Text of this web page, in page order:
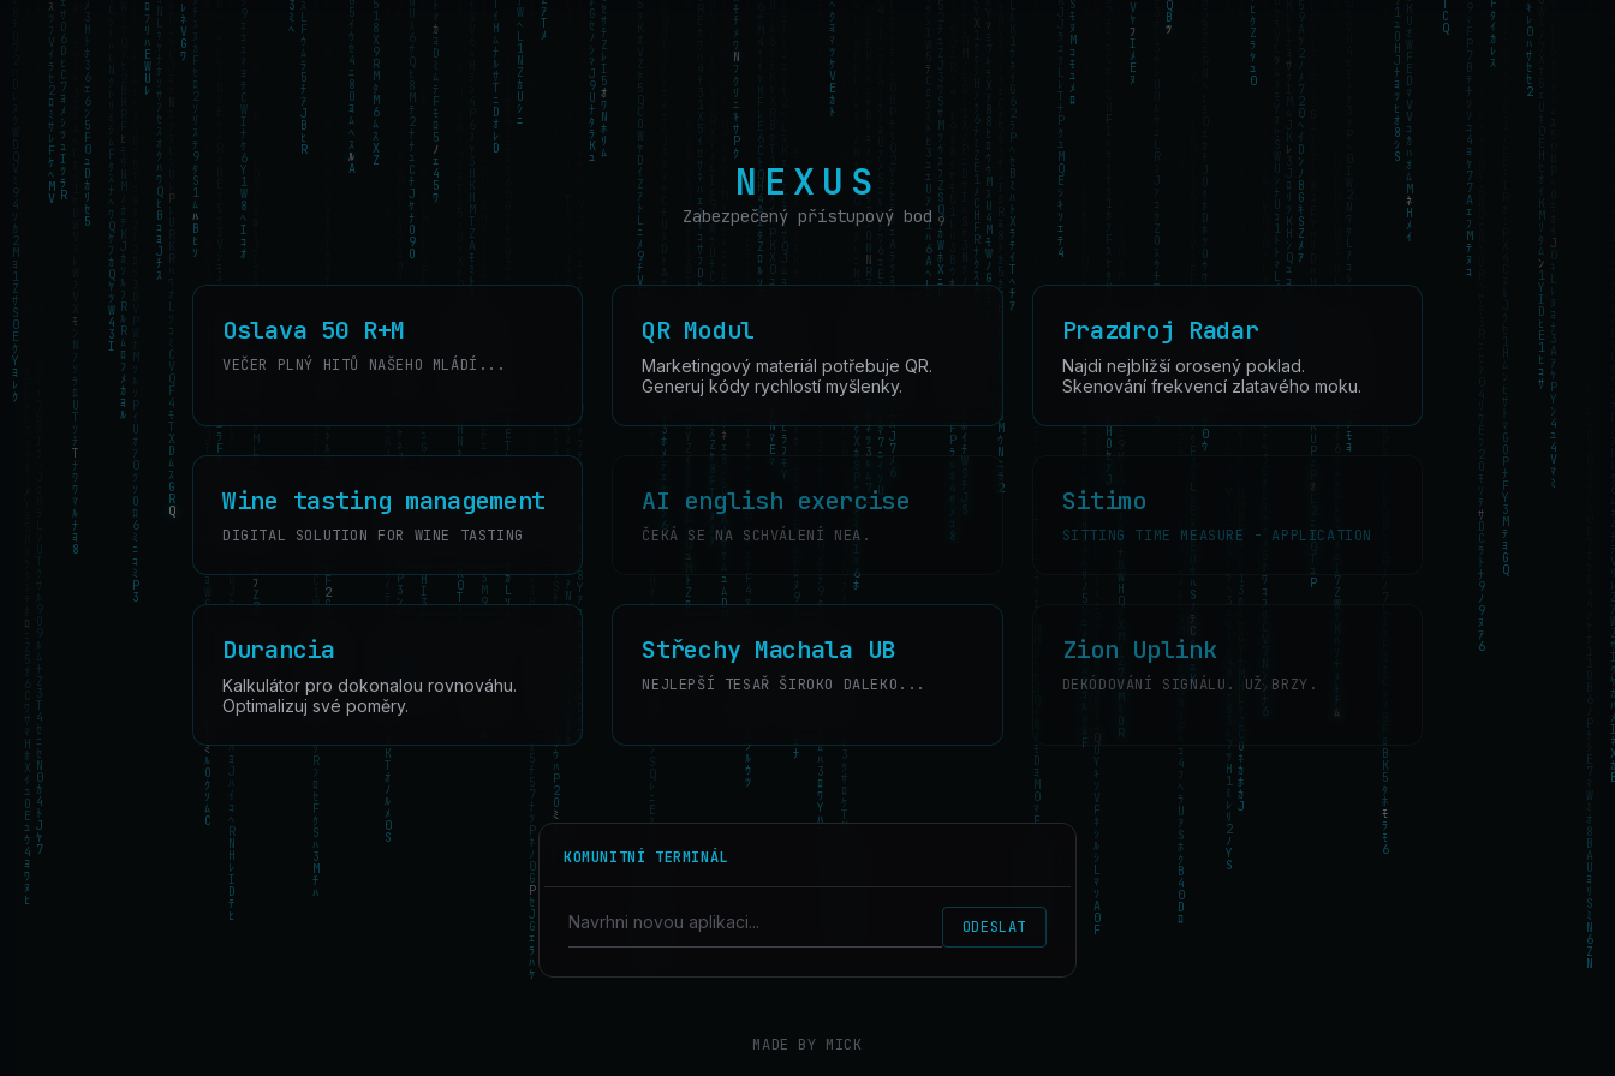
NEXUS
Zabezpečený přístupový bod
Oslava 50 R+M
VEČER PLNÝ HITŮ NAŠEHO MLÁDÍ...
QR Modul
Marketingový materiál potřebuje QR.
Generuj kódy rychlostí myšlenky.
Prazdroj Radar
Najdi nejbližší orosený poklad.
Skenování frekvencí zlatavého moku.
Wine tasting management
DIGITAL SOLUTION FOR WINE TASTING
AI english exercise
ČEKÁ SE NA SCHVÁLENÍ NEA.
Sitimo
SITTING TIME MEASURE - APPLICATION
Durancia
Kalkulátor pro dokonalou rovnováhu.
Optimalizuj své poměry.
Střechy Machala UB
NEJLEPŠÍ TESAŘ ŠIROKO DALEKO...
Zion Uplink
DEKÓDOVÁNÍ SIGNÁLU. UŽ BRZY.
KOMUNITNÍ TERMINÁL
ODESLAT
MADE BY MICK